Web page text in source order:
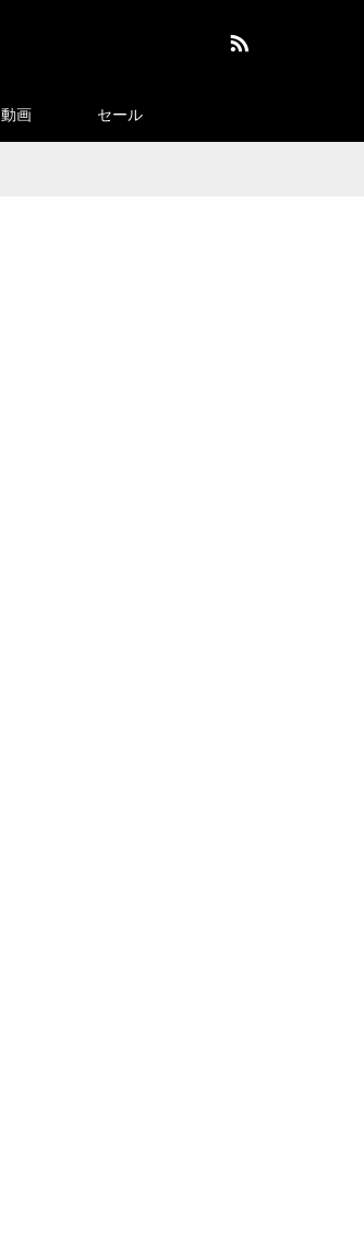
動画 セール